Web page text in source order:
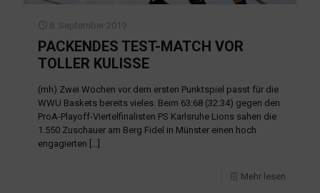
8. September 2019
PACKENDES TEST-MATCH VOR
TOLLER KULISSE
(mh) Zwei Wochen vor dem ersten Punktspiel passt für die
WWU Baskets bereits vieles. Beim 63:68 (32:34) gegen den
ProA-Playoff-Viertelfinalisten PS Karlsruhe Lions sahen die
1.550 Zuschauer am Berg Fidel in Münster einen hoch
engagierten […]
Mehr lesen